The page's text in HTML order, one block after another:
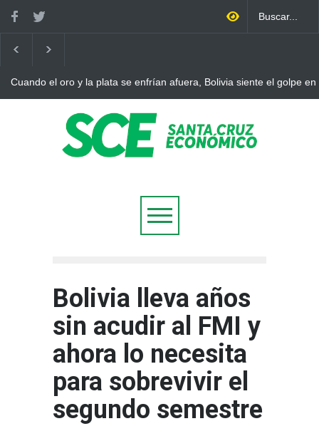
Cuando el oro y la plata se enfrían afuera, Bolivia siente el golpe en
Bolivia lleva años
sin acudir al FMI y
ahora lo necesita
para sobrevivir el
segundo semestre